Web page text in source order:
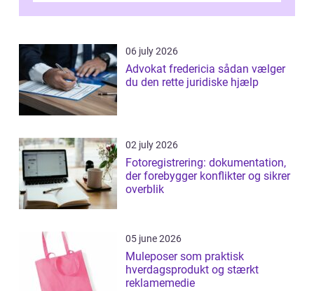
06 july 2026
Advokat fredericia sådan vælger
du den rette juridiske hjælp
02 july 2026
Fotoregistrering: dokumentation,
der forebygger konflikter og sikrer
overblik
05 june 2026
Muleposer som praktisk
hverdagsprodukt og stærkt
reklamemedie